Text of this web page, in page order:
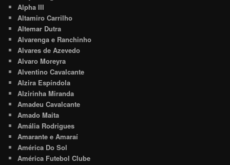
Alpha III
Altamiro Carrilho
Altemar Dutra
Alvarenga e Ranchinho
Alvares de Azevedo
Alvaro Moreyra
Alventino Cavalcante
Alzira Espíndola
Alzirinha Miranda
Amadeu Cavalcante
Amado Maita
Amália Rodrigues
Amarante e Amaraí
América Do Sol
América Futebol Clube